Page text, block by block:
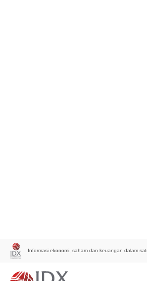
Informasi ekonomi, saham dan keuangan dalam